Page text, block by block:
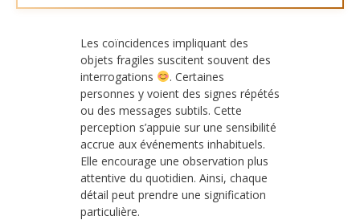
Les coïncidences impliquant des
objets fragiles suscitent souvent des
interrogations
. Certaines
personnes y voient des signes répétés
ou des messages subtils. Cette
perception s’appuie sur une sensibilité
accrue aux événements inhabituels.
Elle encourage une observation plus
attentive du quotidien. Ainsi, chaque
détail peut prendre une signification
particulière.